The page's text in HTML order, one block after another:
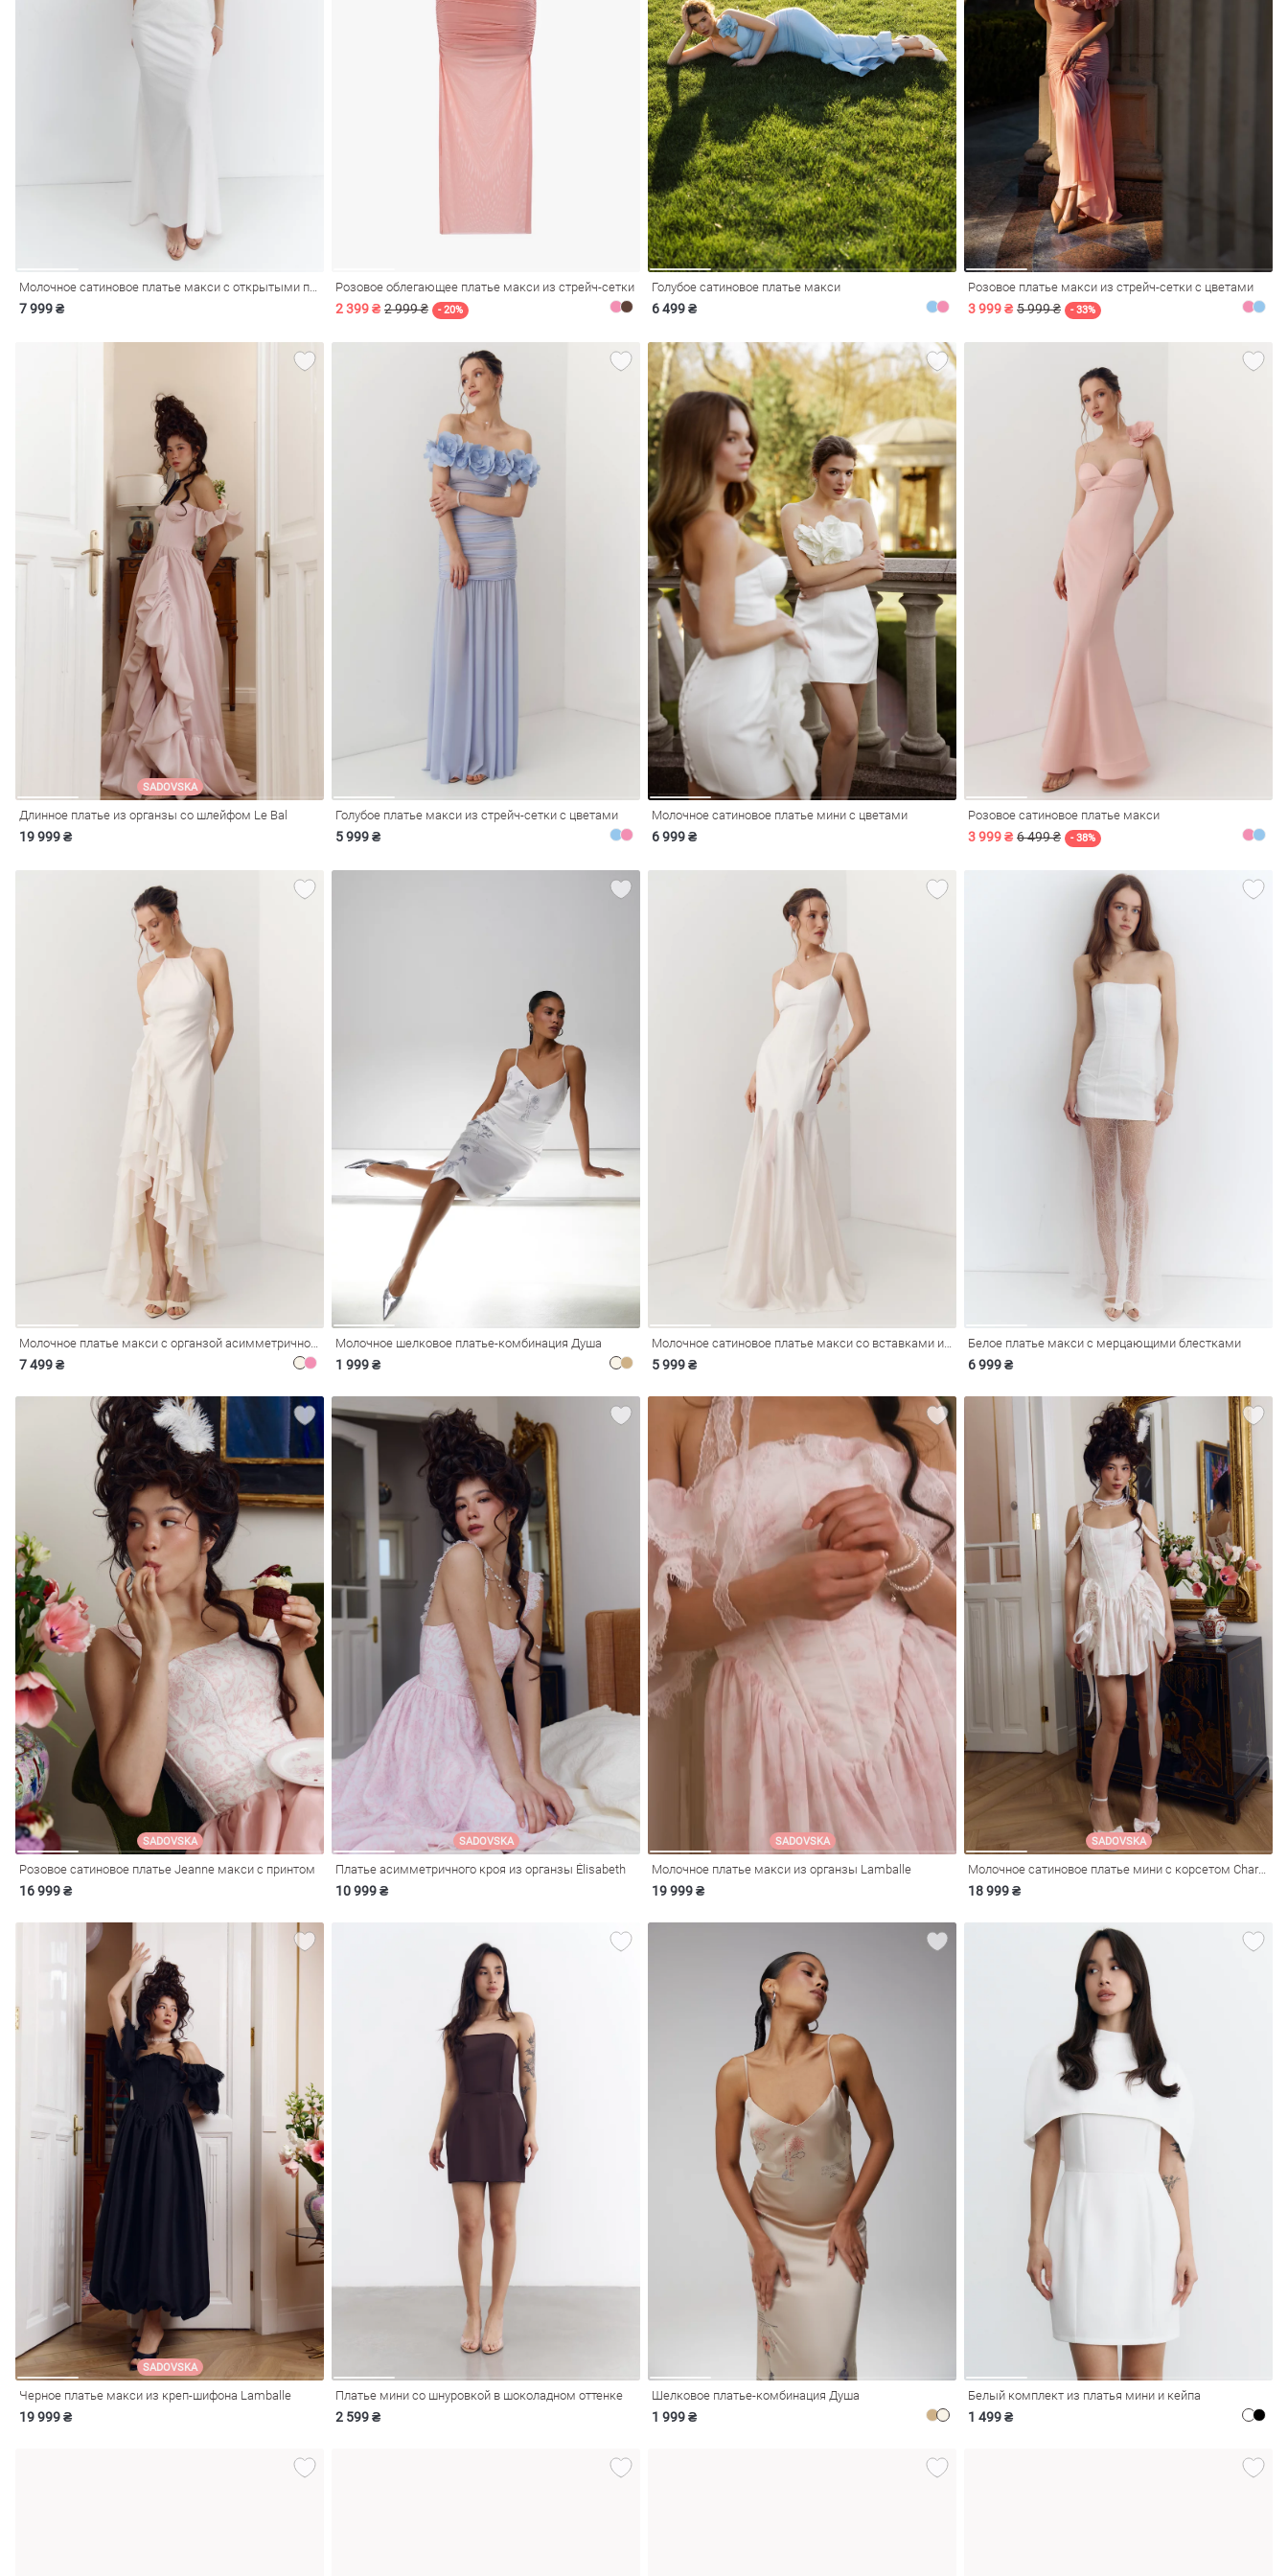
ОчкиКосметика
Молочное сатиновое платье макси с открытыми плечами
7 999 ₴
Розовое облегающее платье макси из стрейч-сетки
2 399 ₴ 2 999 ₴ - 20%
Голубое сатиновое платье макси
6 499 ₴
Розовое платье макси из стрейч-сетки с цветами
3 999 ₴ 5 999 ₴ - 33%
SADOVSKA
Длинное платье из органзы со шлейфом Le Bal
19 999 ₴
Голубое платье макси из стрейч-сетки с цветами
5 999 ₴
Молочное сатиновое платье мини с цветами
6 999 ₴
Розовое сатиновое платье макси
3 999 ₴ 6 499 ₴ - 38%
Молочное платье макси с органзой асимметричного кроя
7 499 ₴
Молочное шелковое платье-комбинация Душа
1 999 ₴
Молочное сатиновое платье макси со вставками из органзы
5 999 ₴
Белое платье макси с мерцающими блестками
6 999 ₴
SADOVSKA
Розовое сатиновое платье Jeanne макси с принтом
16 999 ₴
SADOVSKA
Платье асимметричного кроя из органзы Élisabeth
10 999 ₴
SADOVSKA
Молочное платье макси из органзы Lamballe
19 999 ₴
SADOVSKA
Молочное сатиновое платье мини с корсетом Charlotte
18 999 ₴
SADOVSKA
Черное платье макси из креп-шифона Lamballe
19 999 ₴
Платье мини со шнуровкой в шоколадном оттенке
2 599 ₴
Шелковое платье-комбинация Душа
1 999 ₴
Белый комплект из платья мини и кейпа
1 499 ₴